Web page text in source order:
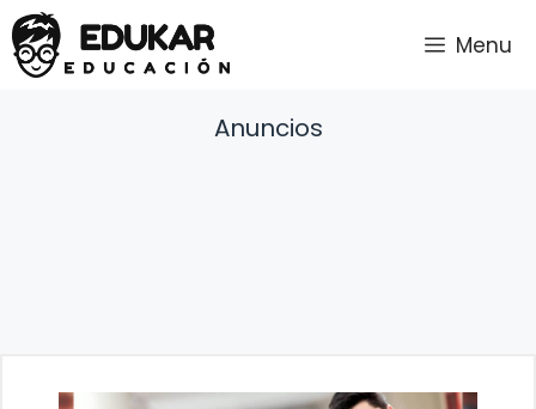
Saltar
al
contenido
Menu
Anuncios